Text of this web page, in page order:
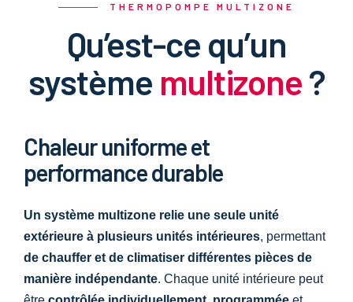
THERMOPOMPE MULTIZONE
Qu’est-ce qu’un
système multizone?
Chaleur uniforme et
performance durable
Un système multizone relie une seule unité
extérieure à plusieurs unités intérieures, permettant
de chauffer et de climatiser différentes pièces de
manière indépendante. Chaque unité intérieure peut